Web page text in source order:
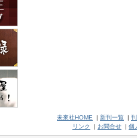
未來社HOME | 新刊一覧 |
リンク
| お問合せ | 個